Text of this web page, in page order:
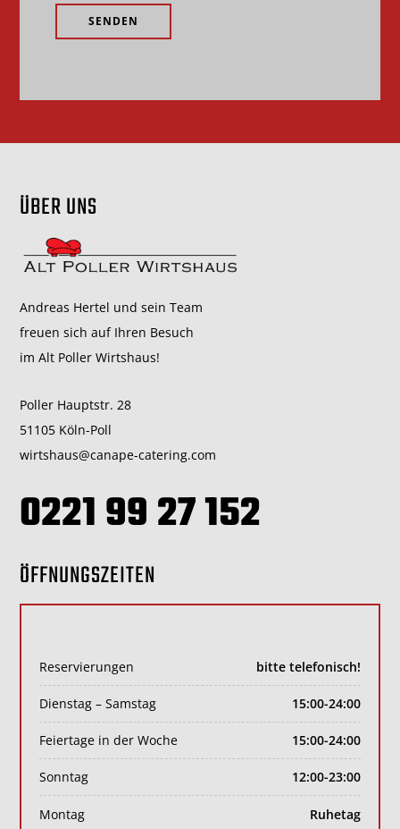
ÜBER UNS
Andreas Hertel und sein Team
freuen sich auf Ihren Besuch
im Alt Poller Wirtshaus!
Poller Hauptstr. 28
51105 Köln-Poll
wirtshaus@canape-catering.com
0221 99 27 152
ÖFFNUNGSZEITEN
Reservierungen bitte telefonisch!
Dienstag – Samstag 15:00-24:00
Feiertage in der Woche 15:00-24:00
Sonntag 12:00-23:00
Montag Ruhetag